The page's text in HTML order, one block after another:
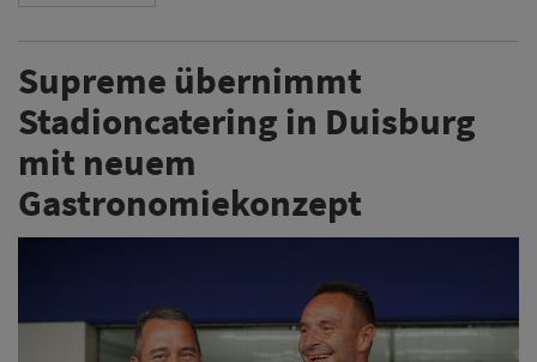
Supreme übernimmt
Stadioncatering in Duisburg
mit neuem
Gastronomiekonzept